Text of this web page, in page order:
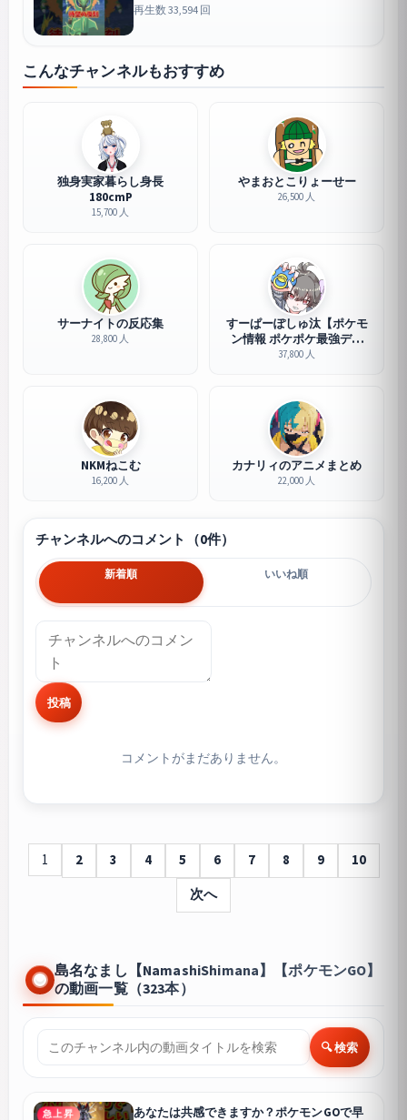
残念なポイントも...無課金、初心者救済イベ
なるか！？天空への想いが開催【ポケモン
再生数 33,594 回
こんなチャンネルもおすすめ
独身実家暮らし身長
180cmP
15,700 人
やまおとこりょーせー
26,500 人
サーナイトの反応集
28,800 人
すーぱーぽしゅ汰【ポケモ
ン情報 ポケポケ最強デッ
キ】
37,800 人
NKMねこむ
16,200 人
カナリィのアニメまとめ
22,000 人
チャンネルへのコメント（0件）
新着順 いいね順
投稿
コメントがまだありません。
1 2 3 4 5 6 7 8 9
10
次へ
島名なまし【NamashiShimana】【ポケモンGO】
の動画一覧（323本）
🔍 検索
急上昇
あなたは共感できますか？ポケモンGOで早